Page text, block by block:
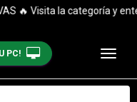
la categoría y entérate
PC!